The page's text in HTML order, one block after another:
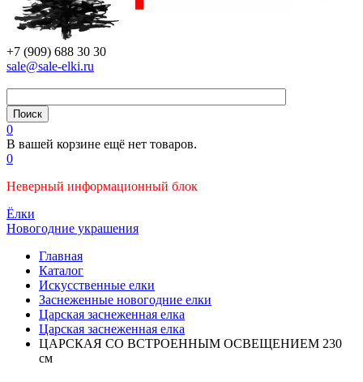
+7 (909) 688 30 30
sale@sale-elki.ru
0
В вашей корзине ещё нет товаров.
0
Неверный информационный блок
Ёлки
Новогодние украшения
Главная
Каталог
Искусственные елки
Заснеженные новогодние елки
Царская заснеженная елка
Царская заснеженная елка
ЦАРСКАЯ СО ВСТРОЕННЫМ ОСВЕЩЕНИЕМ 230
см